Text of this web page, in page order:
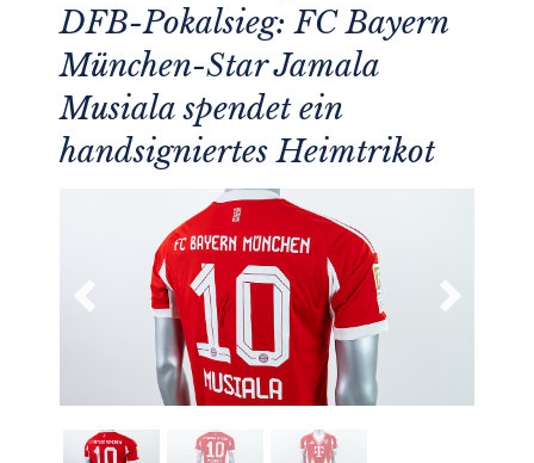
DFB-Pokalsieg: FC Bayern
München-Star Jamala
Musiala spendet ein
handsigniertes Heimtrikot